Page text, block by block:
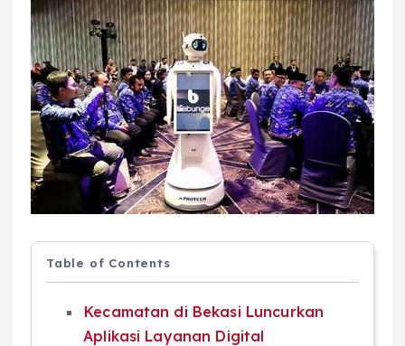
Table of Contents
Kecamatan di Bekasi Luncurkan
Aplikasi Layanan Digital